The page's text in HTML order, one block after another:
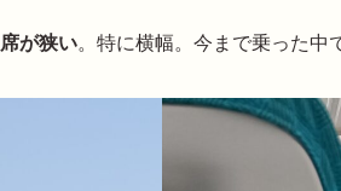
席が狭い。特に横幅。今まで乗った中